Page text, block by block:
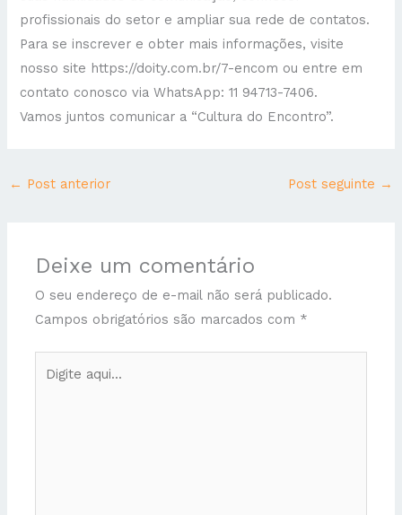
profissionais do setor e ampliar sua rede de contatos.
Para se inscrever e obter mais informações, visite
nosso site https://doity.com.br/7-encom ou entre em
contato conosco via WhatsApp: 11 94713-7406.
Vamos juntos comunicar a “Cultura do Encontro”.
← Post anterior Post seguinte →
Deixe um comentário
O seu endereço de e-mail não será publicado.
Campos obrigatórios são marcados com *
aqui...